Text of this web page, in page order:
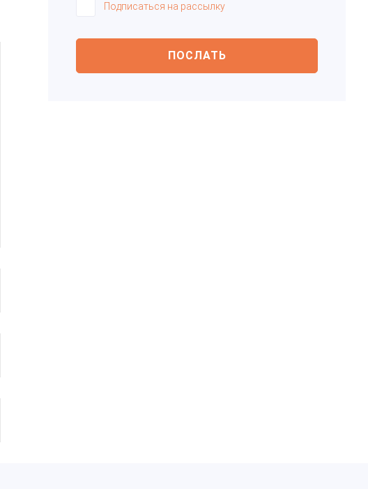
Подписаться на рассылку
ПОСЛАТЬ